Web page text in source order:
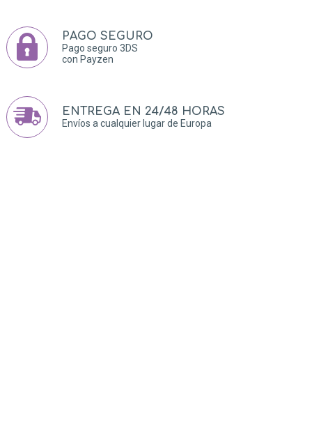
PAGO SEGURO
Pago seguro 3DS
con Payzen
ENTREGA EN 24/48 HORAS
Envíos a cualquier lugar de Europa